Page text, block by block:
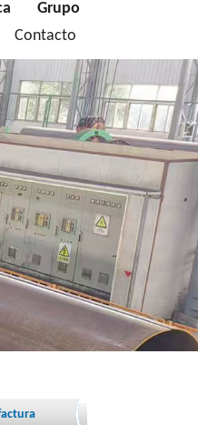
Grupo
Contacto